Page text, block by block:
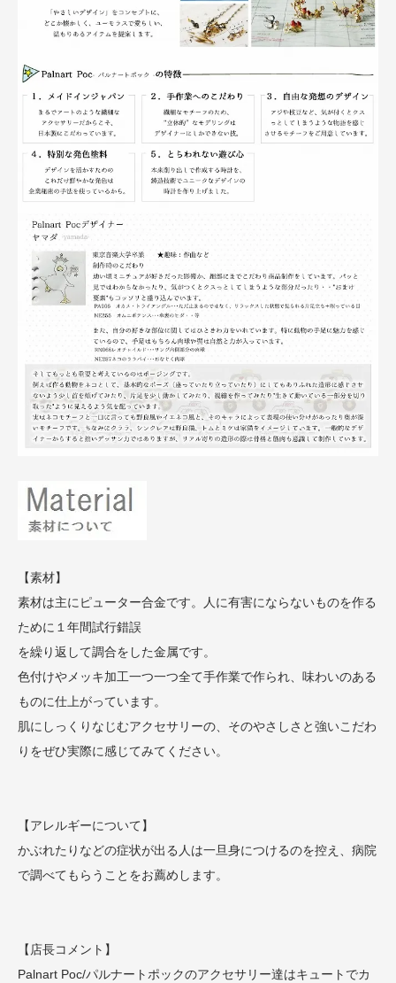
【素材】
素材は主にピューター合金です。人に有害にならないものを作る
ために１年間試行錯誤
を繰り返して調合をした金属です。
色付けやメッキ加工一つ一つ全て手作業で作られ、味わいのある
ものに仕上がっています。
肌にしっくりなじむアクセサリーの、そのやさしさと強いこだわ
りをぜひ実際に感じてみてください。
【アレルギーについて】
かぶれたりなどの症状が出る人は一旦身につけるのを控え、病院
で調べてもらうことをお薦めします。
【店長コメント】
Palnart Poc/パルナートポックのアクセサリー達はキュートでカ